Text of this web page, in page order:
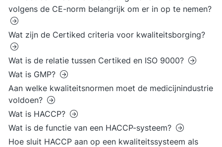
volgens de CE-norm belangrijk om er in op te nemen?
Wat zijn de Certiked criteria voor kwaliteitsborging?
Wat is de relatie tussen Certiked en ISO 9000?
Wat is GMP?
Aan welke kwaliteitsnormen moet de medicijnindustrie
voldoen?
Wat is HACCP?
Wat is de functie van een HACCP-systeem?
Hoe sluit HACCP aan op een kwaliteitssysteem als